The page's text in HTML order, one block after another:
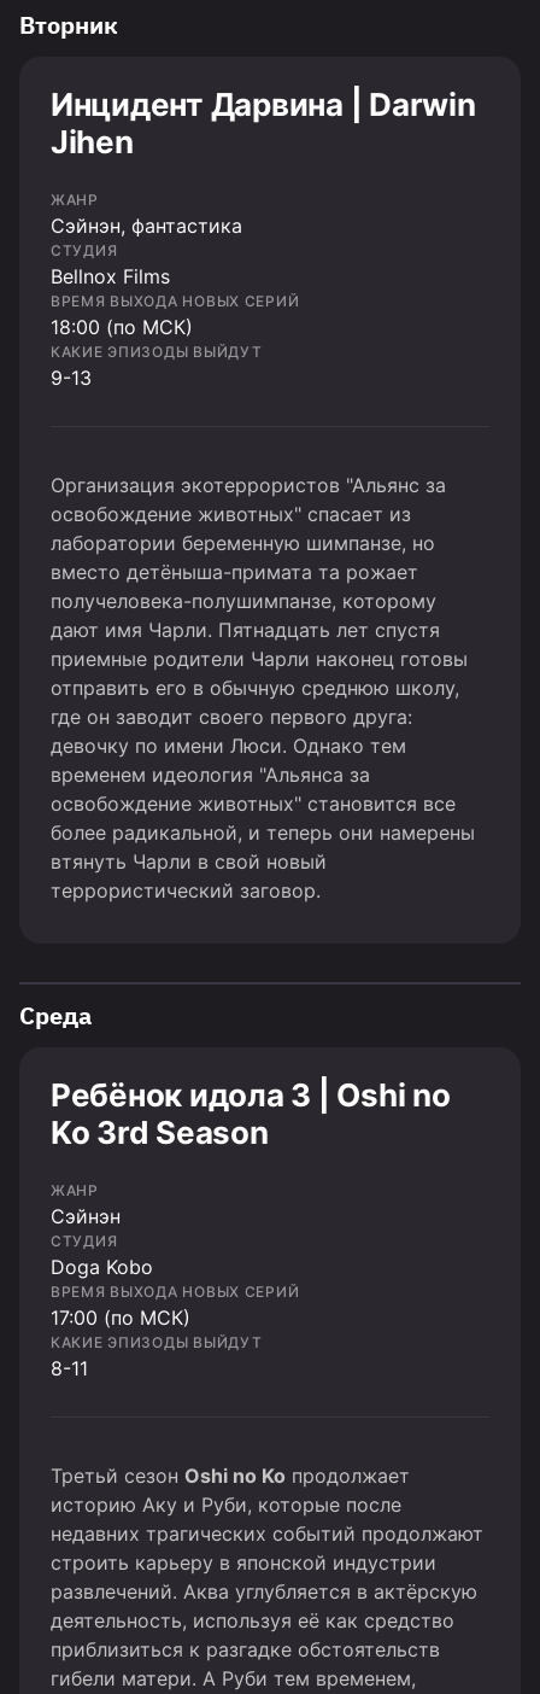
Вторник
Инцидент Дарвина | Darwin
Jihen
ЖАНР
Cэйнэн, фантастика
СТУДИЯ
Bellnox Films
ВРЕМЯ ВЫХОДА НОВЫХ СЕРИЙ
18:00 (по МСК)
КАКИЕ ЭПИЗОДЫ ВЫЙДУТ
9-13
Организация экотеррористов "Альянс за
освобождение животных" спасает из
лаборатории беременную шимпанзе, но
вместо детёныша-примата та рожает
получеловека-полушимпанзе, которому
дают имя Чарли. Пятнадцать лет спустя
приемные родители Чарли наконец готовы
отправить его в обычную среднюю школу,
где он заводит своего первого друга:
девочку по имени Люси. Однако тем
временем идеология "Альянса за
освобождение животных" становится все
более радикальной, и теперь они намерены
втянуть Чарли в свой новый
террористический заговор.
Среда
Ребёнок идола 3 | Oshi no
Ko 3rd Season
ЖАНР
Cэйнэн
СТУДИЯ
Doga Kobo
ВРЕМЯ ВЫХОДА НОВЫХ СЕРИЙ
17:00 (по МСК)
КАКИЕ ЭПИЗОДЫ ВЫЙДУТ
8-11
Третьй сезон Oshi no Ko продолжает
историю Аку и Руби, которые после
недавних трагических событий продолжают
строить карьеру в японской индустрии
развлечений. Аква углубляется в актёрскую
деятельность, используя её как средство
приблизиться к разгадке обстоятельств
гибели матери. А Руби тем временем,